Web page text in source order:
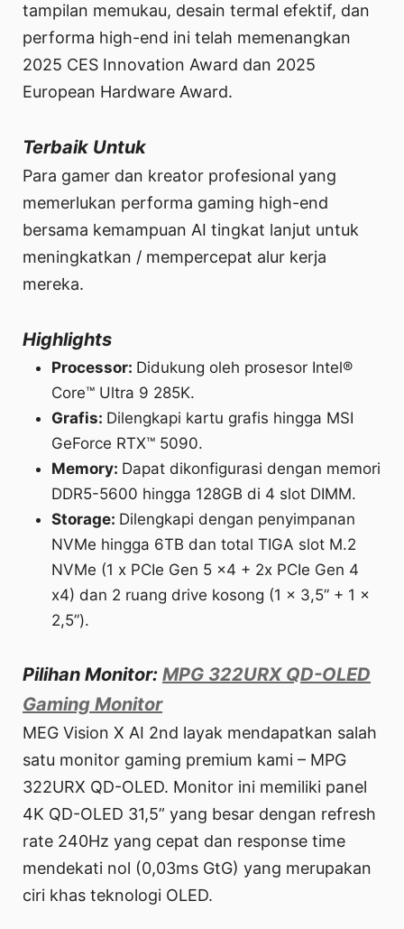
tampilan memukau, desain termal efektif, dan
performa high-end ini telah memenangkan
2025 CES Innovation Award dan 2025
European Hardware Award.
Terbaik Untuk
Para gamer dan kreator profesional yang
memerlukan performa gaming high-end
bersama kemampuan AI tingkat lanjut untuk
meningkatkan / mempercepat alur kerja
mereka.
Highlights
Processor: Didukung oleh prosesor Intel®
Core™ Ultra 9 285K.
Grafis: Dilengkapi kartu grafis hingga MSI
GeForce RTX™ 5090.
Memory: Dapat dikonfigurasi dengan memori
DDR5-5600 hingga 128GB di 4 slot DIMM.
Storage: Dilengkapi dengan penyimpanan
NVMe hingga 6TB dan total TIGA slot M.2
NVMe (1 x PCIe Gen 5 x4 + 2x PCIe Gen 4
x4) dan 2 ruang drive kosong (1 x 3,5” + 1 x
2,5”).
Pilihan Monitor: MPG 322URX QD-OLED
Gaming Monitor
MEG Vision X AI 2nd layak mendapatkan salah
satu monitor gaming premium kami – MPG
322URX QD-OLED. Monitor ini memiliki panel
4K QD-OLED 31,5” yang besar dengan refresh
rate 240Hz yang cepat dan response time
mendekati nol (0,03ms GtG) yang merupakan
ciri khas teknologi OLED.